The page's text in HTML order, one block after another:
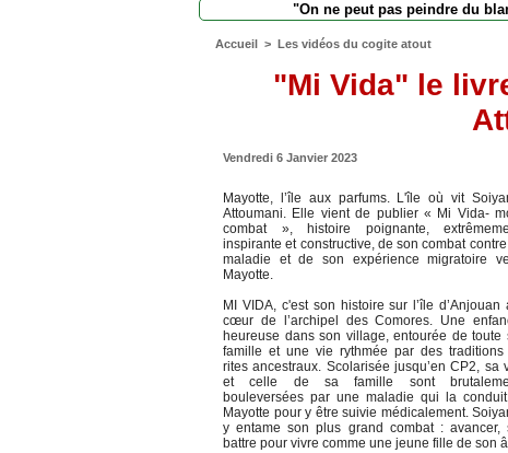
"On ne peut pas peindre du
Accueil > Les vidéos du cogite atout
"Mi Vida" le
Vendredi 6 Janvier 2023
Mayotte, l’île aux parfums. L'île où vit
Attoumani. Elle vient de publier « Mi Vida-
combat », histoire poignante,
inspirante et constructive, de son combat
maladie et de son expérience migratoire
Mayotte.
MI VIDA, c'est son histoire sur l’île d’Anjouan
cœur de l’archipel des Comores. Une
heureuse dans son village, entourée de toute
famille et une vie rythmée par des traditions
rites ancestraux. Scolarisée jusqu’en CP2, sa
et celle de sa famille sont
bouleversées par une maladie qui la
Mayotte pour y être suivie médicalement.
y entame son plus grand combat : avancer,
battre pour vivre comme une jeune fille de son